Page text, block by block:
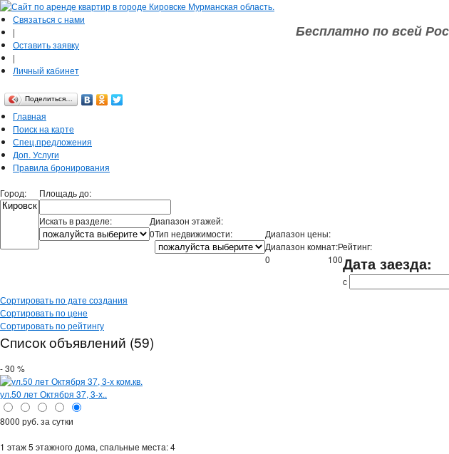
Бесплатно по всей
Связаться с нами
|
Оставить заявку
|
Личный кабинет
Поделиться…
Главная
Поиск на карте
Спец.предложения
Доп. Услуги
Правила бронирования
Город: Площадь до:
Искать в разделе:
Диапазон этажей:
0Тип недвижимости:
Диапазон цены:
Диапазон комнат:
0
10
Рейтинг:
0Дата заезда:
с
Сортировать по дате создания
Сортировать по цене
Сортировать по рейтингу
Список объявлений (59)
- 30 %
ул.50 лет Октября 37, 3-х..
8000 руб. за сутки
1 этаж 5 этажного дома, спальные места: 4